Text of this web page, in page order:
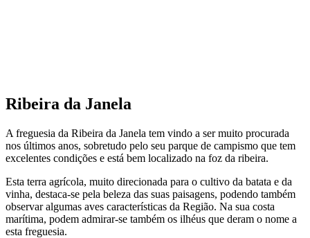
Ribeira da Janela
A freguesia da Ribeira da Janela tem vindo a ser muito procurada
nos últimos anos, sobretudo pelo seu parque de campismo que tem
excelentes condições e está bem localizado na foz da ribeira.
Esta terra agrícola, muito direcionada para o cultivo da batata e da
vinha, destaca-se pela beleza das suas paisagens, podendo também
observar algumas aves características da Região. Na sua costa
marítima, podem admirar-se também os ilhéus que deram o nome a
esta freguesia.